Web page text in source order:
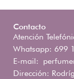
Contacto
Atención
Whatsapp: 699
E-mail:
Dirección: